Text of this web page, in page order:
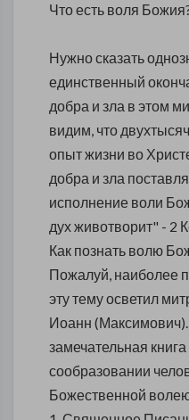
Что есть воля
Нужно сказать
единственный
добра и зла в этом
видим, что
опыт жизни во
добра и зла
исполнение воли
дух животворит" - 2
Как познать волю
Пожалуй, наиболее
эту тему осветил
Иоанн
замечательная
сообразовании
Божественной